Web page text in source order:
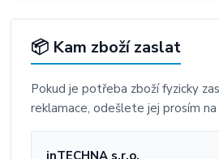
📦 Kam zboží zaslat
Pokud je potřeba zboží fyzicky
reklamace, odešlete jej prosím na
inTECHNA s.r.o.